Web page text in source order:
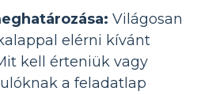
Világosan
elérni kívánt
kell érteniük vagy
a feladatlap